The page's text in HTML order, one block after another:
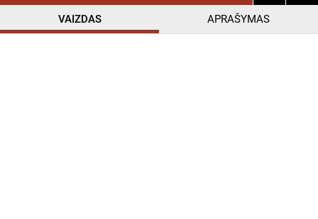
VAIZDAS APRAŠYMAS
CC BY-NC